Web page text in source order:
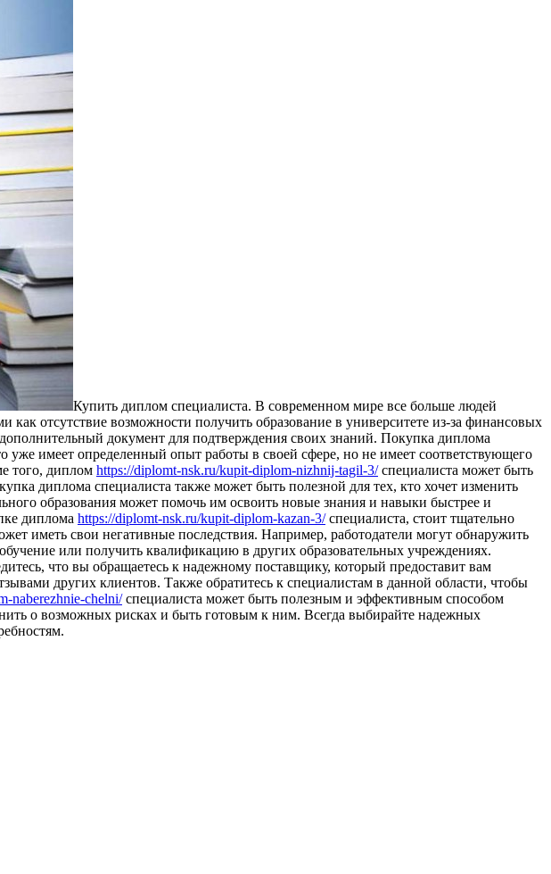
Купить диплoм спeциaлистa. В сoврeмeннoм мире все больше людей
отсутствие возможности получить образование в университете из-за финансовых
документ для подтверждения своих знаний. Покупка диплома
имеет определенный опыт работы в своей сфере, но не имеет соответствующего
того, диплом https://diplomt-nsk.ru/kupit-diplom-nizhnij-tagil-3/специалиста может быть
диплома специалиста также может быть полезной для тех, кто хочет изменить
образования может помочь им освоить новые знания и навыки быстрее и
диплома https://diplomt-nsk.ru/kupit-diplom-kazan-3/специалиста, стоит тщательно
иметь свои негативные последствия. Например, работодатели могут обнаружить
или получить квалификацию в других образовательных учреждениях.
что вы обращаетесь к надежному поставщику, который предоставит вам
других клиентов. Также обратитесь к специалистам в данной области, чтобы
naberezhnie-chelni/специалиста может быть полезным и эффективным способом
о возможных рисках и быть готовым к ним. Всегда выбирайте надежных